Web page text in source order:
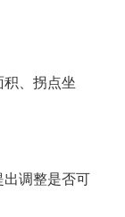
、拐点坐
调整是否可